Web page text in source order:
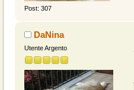
Post: 307
DaNina
Utente Argento